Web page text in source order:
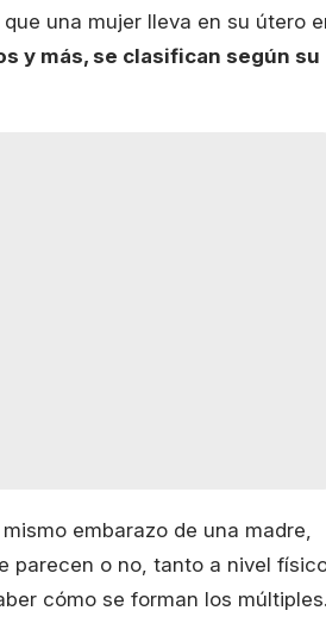
una mujer lleva en su útero
y más, se clasifican según su
embarazo de una madre,
parecen o no, tanto a nivel
cómo se forman los